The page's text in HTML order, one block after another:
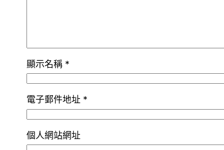
顯示名稱 *
電子郵件地址 *
個人網站網址